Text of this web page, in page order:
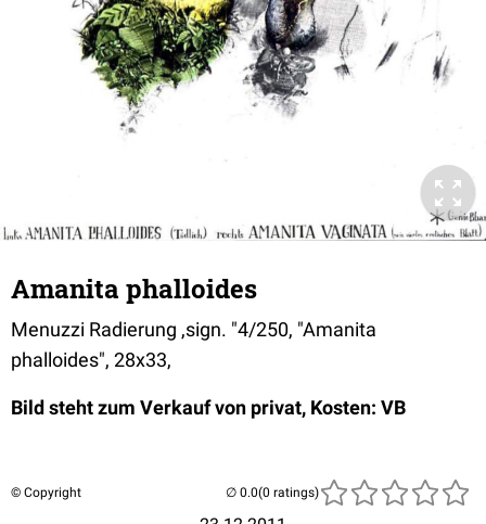
Amanita phalloides
Menuzzi Radierung ,sign. "4/250, "Amanita
phalloides", 28x33,
Bild steht zum Verkauf von privat, Kosten: VB
© Copyright (0 ratings)